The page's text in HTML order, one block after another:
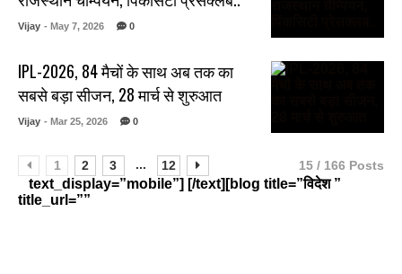
Vijay - May 7, 2026 0
IPL-2026, 84 मैचों के साथ अब तक का
सबसे बड़ा सीजन, 28 मार्च से शुरुआत
Vijay - Mar 25, 2026 0
1 2 3 ... 12 15 / 166 Posts
text_display=”mobile”] [/text][blog title=”विदेश ”
title_url=””